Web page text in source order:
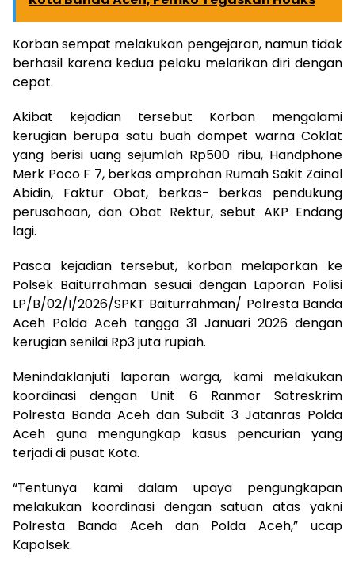
Korban sempat melakukan pengejaran, namun tidak
berhasil karena kedua pelaku melarikan diri dengan
cepat.
Akibat kejadian tersebut Korban mengalami
kerugian berupa satu buah dompet warna Coklat
yang berisi uang sejumlah Rp500 ribu, Handphone
Merk Poco F 7, berkas amprahan Rumah Sakit Zainal
Abidin, Faktur Obat, berkas- berkas pendukung
perusahaan, dan Obat Rektur, sebut AKP Endang
lagi.
Pasca kejadian tersebut, korban melaporkan ke
Polsek Baiturrahman sesuai dengan Laporan Polisi
LP/B/02/I/2026/SPKT Baiturrahman/ Polresta Banda
Aceh Polda Aceh tangga 31 Januari 2026 dengan
kerugian senilai Rp3 juta rupiah.
Menindaklanjuti laporan warga, kami melakukan
koordinasi dengan Unit 6 Ranmor Satreskrim
Polresta Banda Aceh dan Subdit 3 Jatanras Polda
Aceh guna mengungkap kasus pencurian yang
terjadi di pusat Kota.
“Tentunya kami dalam upaya pengungkapan
melakukan koordinasi dengan satuan atas yakni
Polresta Banda Aceh dan Polda Aceh,” ucap
Kapolsek.